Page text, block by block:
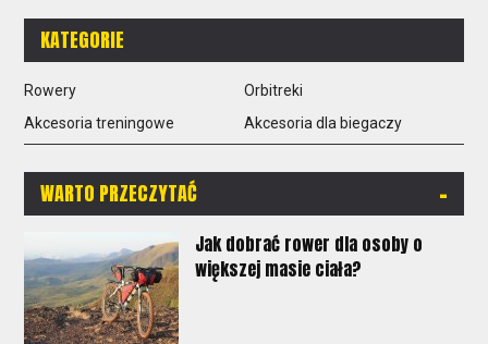
KATEGORIE
Rowery
Orbitreki
Akcesoria treningowe
Akcesoria dla biegaczy
WARTO PRZECZYTAĆ -
Jak dobrać rower dla osoby o
większej masie ciała?